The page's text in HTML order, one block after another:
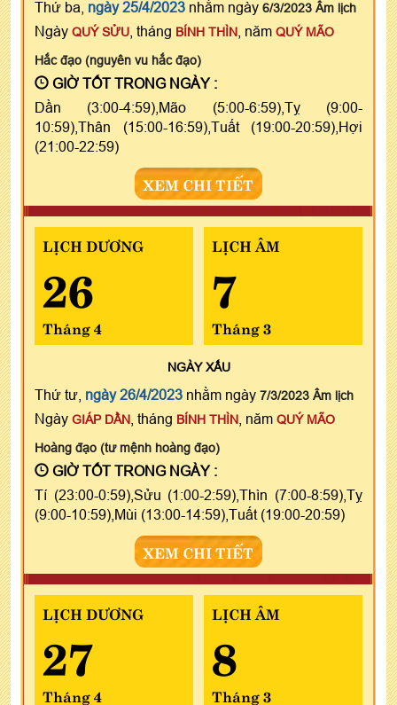
Thứ ba, ngày 25/4/2023 nhằm ngày 6/3/2023 Âm lịch
Ngày QUÝ SỬU , tháng BÍNH THÌN , năm QUÝ MÃO
Hắc đạo (nguyên vu hắc đạo)
GIỜ TỐT TRONG NGÀY :
Dần (3:00-4:59),Mão (5:00-6:59),Tỵ (9:00-
10:59),Thân (15:00-16:59),Tuất (19:00-20:59),Hợi
(21:00-22:59)
XEM CHI TIẾT
LỊCH DƯƠNG
26
Tháng 4
LỊCH ÂM
7
Tháng 3
NGÀYXẤU
Thứ tư, ngày 26/4/2023 nhằm ngày 7/3/2023 Âm lịch
Ngày GIÁP DẦN , tháng BÍNH THÌN , năm QUÝ MÃO
Hoàng đạo (tư mệnh hoàng đạo)
GIỜ TỐT TRONG NGÀY :
Tí (23:00-0:59),Sửu (1:00-2:59),Thìn (7:00-8:59),Tỵ
(9:00-10:59),Mùi (13:00-14:59),Tuất (19:00-20:59)
XEM CHI TIẾT
LỊCH DƯƠNG
27
Tháng 4
LỊCH ÂM
8
Tháng 3